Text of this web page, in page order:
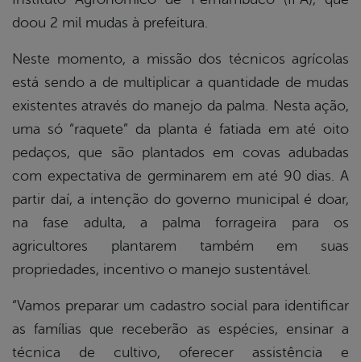
doou 2 mil mudas à prefeitura.
Neste momento, a missão dos técnicos agrícolas
está sendo a de multiplicar a quantidade de mudas
existentes através do manejo da palma. Nesta ação,
uma só “raquete” da planta é fatiada em até oito
pedaços, que são plantados em covas adubadas
com expectativa de germinarem em até 90 dias. A
partir daí, a intenção do governo municipal é doar,
na fase adulta, a palma forrageira para os
agricultores plantarem também em suas
propriedades, incentivo o manejo sustentável.
“Vamos preparar um cadastro social para identificar
as famílias que receberão as espécies, ensinar a
técnica de cultivo, oferecer assistência e